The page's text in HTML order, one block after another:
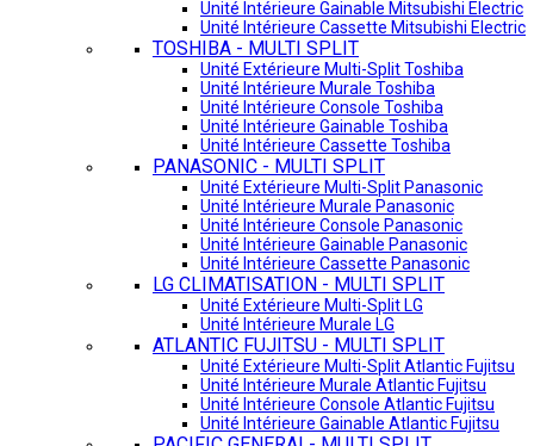
Unité Intérieure Gainable Mitsubishi Electric
Unité Intérieure Cassette Mitsubishi Electric
TOSHIBA - MULTI SPLIT
Unité Extérieure Multi-Split Toshiba
Unité Intérieure Murale Toshiba
Unité Intérieure Console Toshiba
Unité Intérieure Gainable Toshiba
Unité Intérieure Cassette Toshiba
PANASONIC - MULTI SPLIT
Unité Extérieure Multi-Split Panasonic
Unité Intérieure Murale Panasonic
Unité Intérieure Console Panasonic
Unité Intérieure Gainable Panasonic
Unité Intérieure Cassette Panasonic
LG CLIMATISATION - MULTI SPLIT
Unité Extérieure Multi-Split LG
Unité Intérieure Murale LG
ATLANTIC FUJITSU - MULTI SPLIT
Unité Extérieure Multi-Split Atlantic Fujitsu
Unité Intérieure Murale Atlantic Fujitsu
Unité Intérieure Console Atlantic Fujitsu
Unité Intérieure Gainable Atlantic Fujitsu